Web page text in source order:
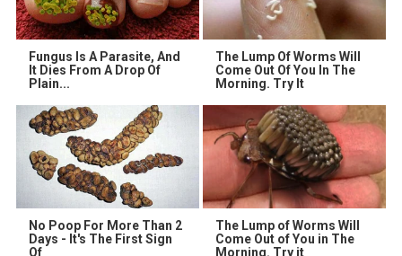
Fungus Is A Parasite, And
It Dies From A Drop Of
Plain...
The Lump Of Worms Will
Come Out Of You In The
Morning. Try It
No Poop For More Than 2
Days - It's The First Sign
Of
The Lump of Worms Will
Come Out of You in The
Morning. Try it